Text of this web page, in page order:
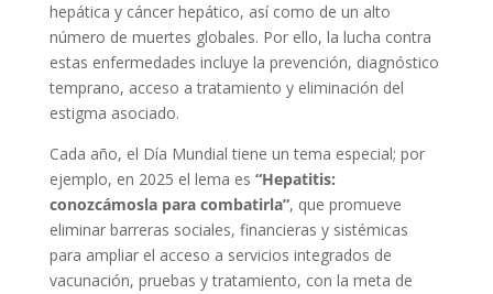
hepática y cáncer hepático, así como de un alto
número de muertes globales. Por ello, la lucha contra
estas enfermedades incluye la prevención, diagnóstico
temprano, acceso a tratamiento y eliminación del
estigma asociado.
Cada año, el Día Mundial tiene un tema especial; por
ejemplo, en 2025 el lema es “Hepatitis:
conozcámosla para combatirla”, que promueve
eliminar barreras sociales, financieras y sistémicas
para ampliar el acceso a servicios integrados de
vacunación, pruebas y tratamiento, con la meta de